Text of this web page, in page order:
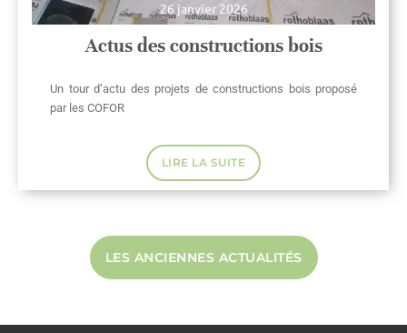
26 janvier 2026
Actus des constructions bois
Un tour d’actu des projets de constructions bois proposé
par les COFOR
LIRE LA SUITE
LES ANCIENNES ACTUALITÉS